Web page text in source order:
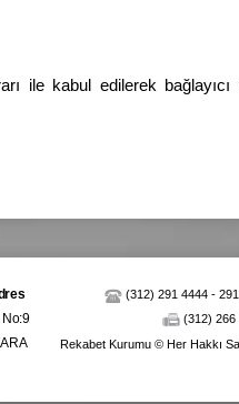
ile kabul edilerek bağlayıcı
No:9
(312) 291 4444-
(312) 266
Rekabet Kurumu © Her Hakkı